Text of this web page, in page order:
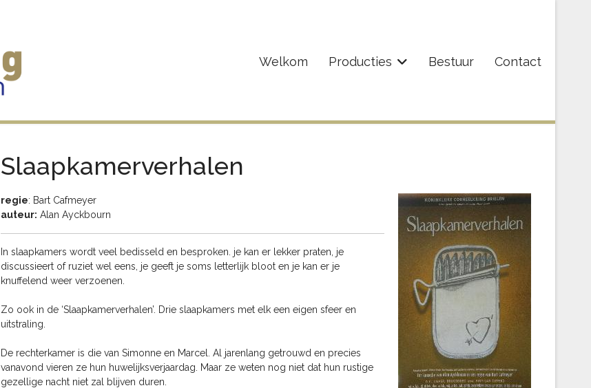
Welkom Producties Bestuur Contact
Slaapkamerverhalen
regie: Bart Cafmeyer
auteur: Alan Ayckbourn
In slaapkamers wordt veel bedisseld en besproken. je kan er lekker praten, je
discussieert of ruziet wel eens, je geeft je soms letterlijk bloot en je kan er je
knuffelend weer verzoenen.
Zo ook in de ‘Slaapkamerverhalen’. Drie slaapkamers met elk een eigen sfeer en
uitstraling.
De rechterkamer is die van Simonne en Marcel. Al jarenlang getrouwd en precies
vanavond vieren ze hun huwelijksverjaardag. Maar ze weten nog niet dat hun rustige
gezellige nacht niet zal blijven duren.